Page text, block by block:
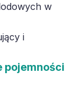
w
i
pojemności